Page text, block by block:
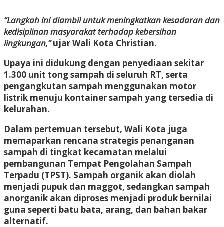
“Langkah ini diambil untuk meningkatkan kesadaran dan
kedisiplinan masyarakat terhadap kebersihan
lingkungan,”ujar Wali Kota Christian.
Upaya ini didukung dengan penyediaan sekitar
1.300 unit tong sampah di seluruh RT, serta
pengangkutan sampah menggunakan motor
listrik menuju kontainer sampah yang tersedia di
kelurahan.
Dalam pertemuan tersebut, Wali Kota juga
memaparkan rencana strategis penanganan
sampah di tingkat kecamatan melalui
pembangunan Tempat Pengolahan Sampah
Terpadu (TPST). Sampah organik akan diolah
menjadi pupuk dan maggot, sedangkan sampah
anorganik akan diproses menjadi produk bernilai
guna seperti batu bata, arang, dan bahan bakar
alternatif.